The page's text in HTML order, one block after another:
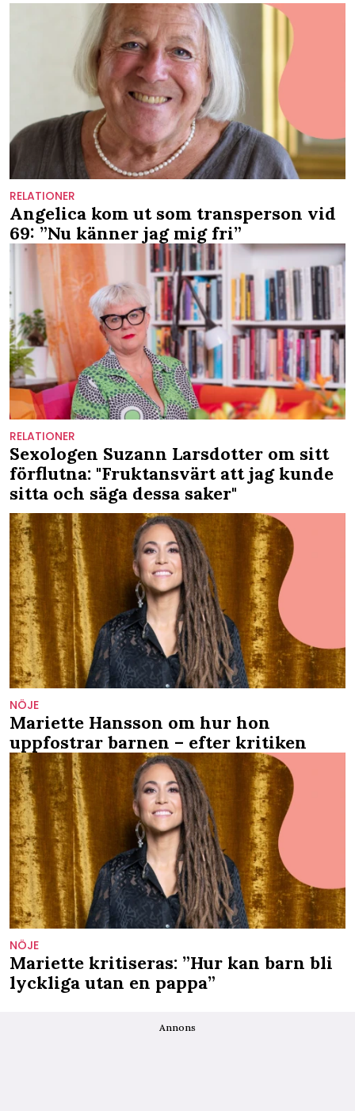
RELATIONER
Angelica kom ut som transperson vid
69: ”Nu känner jag mig fri”
RELATIONER
Sexologen Suzann Larsdotter om sitt
förflutna: "Fruktansvärt att jag kunde
sitta och säga dessa saker"
NÖJE
Mariette Hansson om hur hon
uppfostrar barnen – efter kritiken
NÖJE
Mariette kritiseras: ”Hur kan barn bli
lyckliga utan en pappa”
Annons